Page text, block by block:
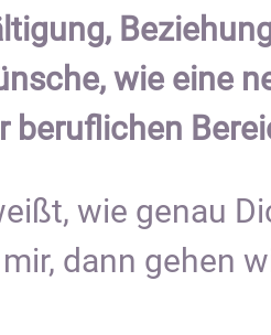
wie eine
beruflichen
wie genau
dann gehen